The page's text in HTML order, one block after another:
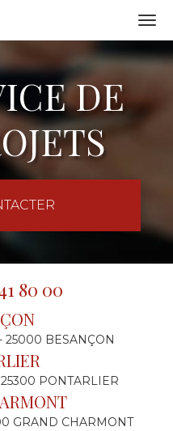
DE
80 00
BESANÇON
PONTARLIER
GRAND CHARMONT